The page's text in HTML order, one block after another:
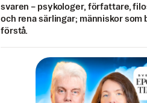
svaren – psykologer, författare,
och rena särlingar; människor
förstå.